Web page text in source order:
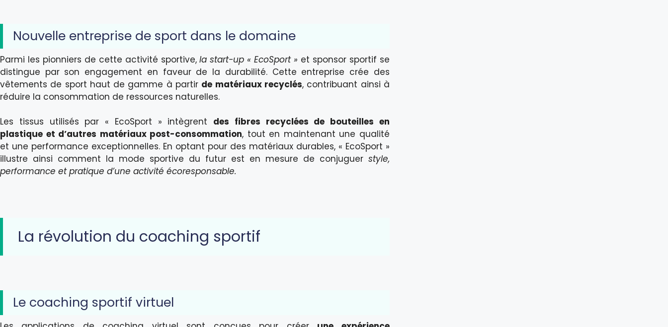
Nouvelle entreprise de sport dans le domaine
Parmi les pionniers de cette activité sportive,la start-up « EcoSport » et sponsor sportif se
distingue par son engagement en faveur de la durabilité. Cette entreprise crée des
vêtements de sport haut de gamme à partir de matériaux recyclés, contribuant ainsi à
réduire la consommation de ressources naturelles.
Les tissus utilisés par « EcoSport » intègrent des fibres recyclées de bouteilles en
plastique et d’autres matériaux post-consommation, tout en maintenant une qualité
et une performance exceptionnelles. En optant pour des matériaux durables, « EcoSport »
illustre ainsi comment la mode sportive du futur est en mesure de conjuguer style,
performance et pratique d’une activité écoresponsable.
La révolution du coaching sportif
Le coaching sportif virtuel